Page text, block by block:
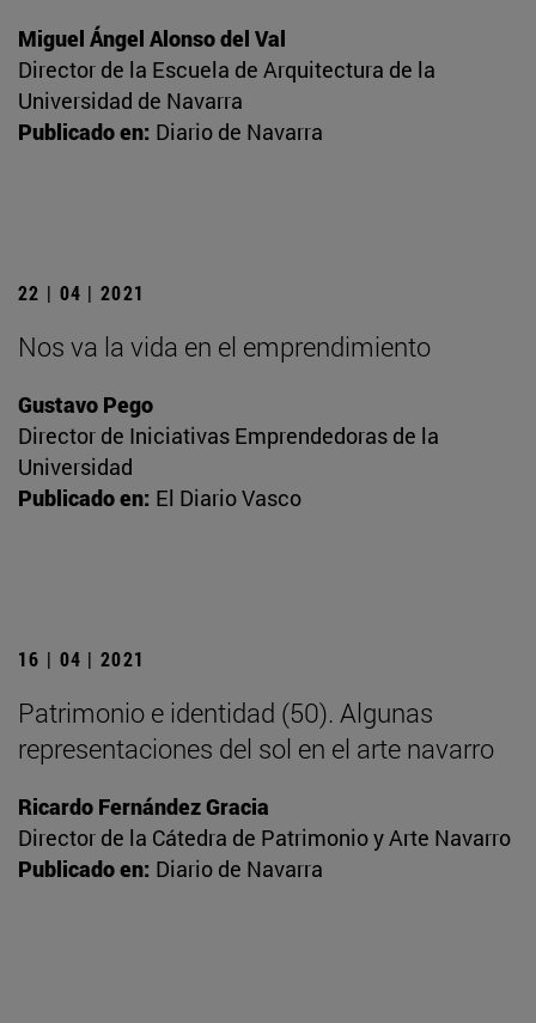
Miguel Ángel Alonso del Val
Director de la Escuela de Arquitectura de la
Universidad de Navarra
Publicado en: Diario de Navarra
22 | 04 | 2021
Nos va la vida en el emprendimiento
Gustavo Pego
Director de Iniciativas Emprendedoras de la
Universidad
Publicado en: El Diario Vasco
16 | 04 | 2021
Patrimonio e identidad (50). Algunas
representaciones del sol en el arte navarro
Ricardo Fernández Gracia
Director de la Cátedra de Patrimonio y Arte Navarro
Publicado en: Diario de Navarra